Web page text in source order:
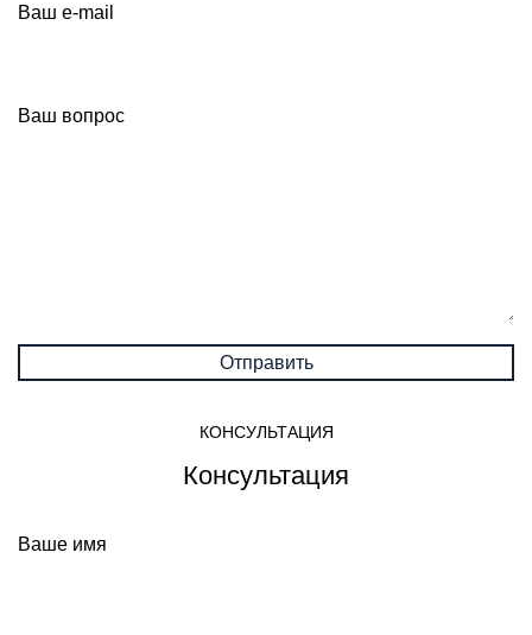
Ваш e-mail
Ваш вопрос
КОНСУЛЬТАЦИЯ
Консультация
Ваше имя